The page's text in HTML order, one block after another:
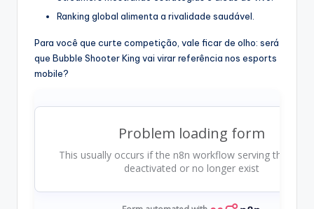
Ranking global alimenta a rivalidade saudável.
Para você que curte competição, vale ficar de olho: será
que Bubble Shooter King vai virar referência nos esports
mobile?